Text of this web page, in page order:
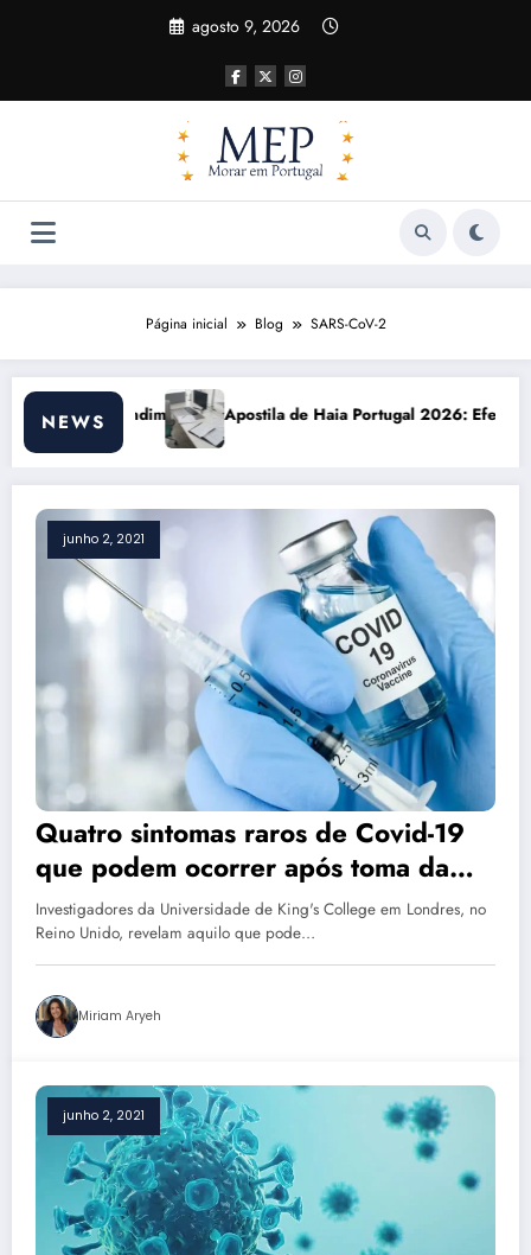
agosto 9, 2026
Página inicial Blog SARS-CoV-2
NEWS
Haia Portugal 2026: Efeitos Surpreendentes e Oportunidades
Custo de
junho 2, 2021
Quatro sintomas raros de Covid-19
que podem ocorrer após toma da
vacina
Investigadores da Universidade de King's College em Londres, no
Reino Unido, revelam aquilo que pode…
Miriam Aryeh
junho 2, 2021